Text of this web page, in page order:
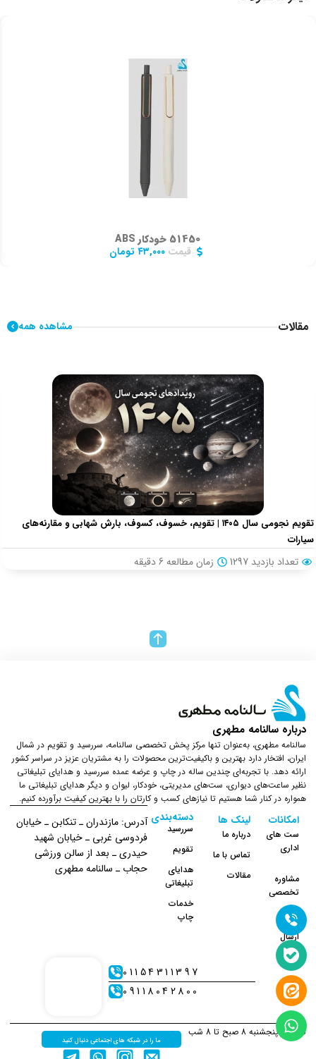
51450 خودکار ABS
قیمت۴۳,۰۰۰ تومان
مقالات مشاهده همه
تقویم نجومی سال ۱۴۰۵ | تقویم، خسوف، کسوف، بارش شهابی و مقارنه‌های
سیارات
تعداد بازدید 1297 زمان مطالعه 6دقیقه
درباره سالنامه مطهری
سالنامه مطهری، به‌عنوان تنها مرکز پخش تخصصی سالنامه، سررسید و تقویم در شمال
ایران، افتخار دارد بهترین و باکیفیت‌ترین محصولات را به مشتریان عزیز در سراسر کشور
ارائه دهد. با تجربه‌ای چندین ساله در چاپ و عرضه عمده سررسید و هدایای تبلیغاتی
نظیر ساعت‌های دیواری، ست‌های مدیریتی، خودکار، لیوان و دیگر هدایای تبلیغاتی ما
همواره در کنار شما هستیم تا نیازهای کسب و کارتان را با بهترین کیفیت برآورده کنیم.
لینک ها
درباره ما
تماس با ما
مقالات
دسته‌بندی
سررسید
تقویم
هدایای
تبلیغاتی
خدمات
چاپ
امکانات
ست های
اداری
مشاوره
تخصصی
نحوه
ارسال
آدرس: مازندران ـ تنکابن ـ خیابان
فردوسی غربی ـ خیابان شهید
حیدری ـ بعد از سالن ورزشی
حجاب ـ سالنامه مطهری
01154311397
09118042800
شنبه تا پنجشنبه 8 صبح تا 8 شب
ما را در شبکه های اجتماعی دنبال کنید